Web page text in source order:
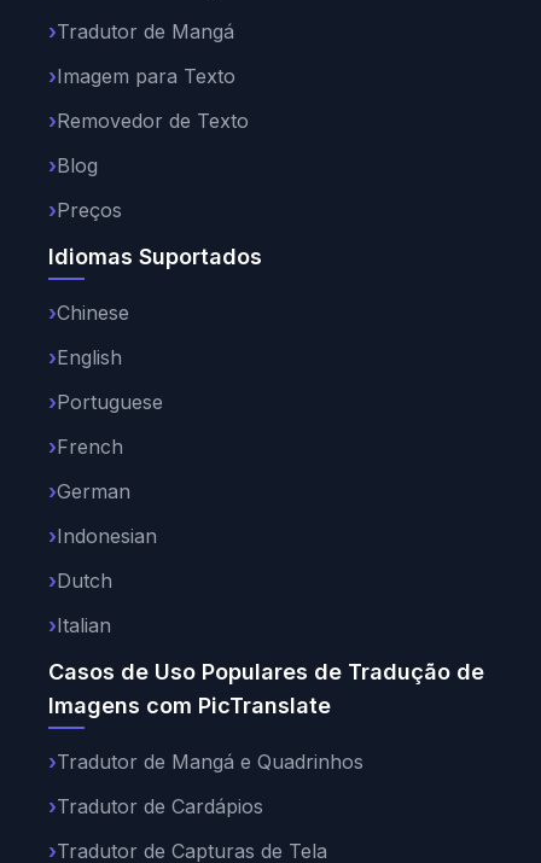
Tradutor de Mangá
Imagem para Texto
Removedor de Texto
Blog
Preços
Idiomas Suportados
Chinese
English
Portuguese
French
German
Indonesian
Dutch
Italian
Casos de Uso Populares de Tradução de
Imagens com PicTranslate
Tradutor de Mangá e Quadrinhos
Tradutor de Cardápios
Tradutor de Capturas de Tela